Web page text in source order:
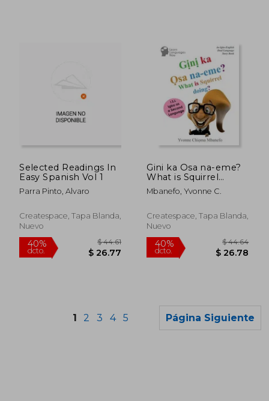
$ 74.62
$ 41.04
Selected Readings In
Easy Spanish Vol 1
Parra Pinto, Alvaro
Createspace, Tapa Blanda,
Nuevo
Gini ka Osa na-eme?
What is Squirrel
doing?: An Igbo-
English Dual
(en Inglés)
Mbanefo, Yvonne C.
Createspace, Tapa Blanda,
Nuevo
1 2 3 4 5 Página Siguiente